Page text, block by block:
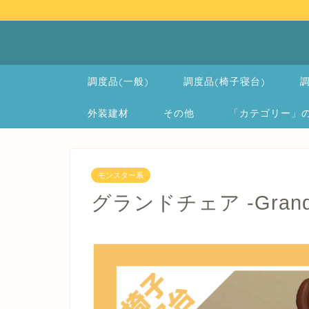
調度品(一般) 調度品(椅子寝台)
外装建材 その他 「カテゴリー
モンスター系
グランドチェア -